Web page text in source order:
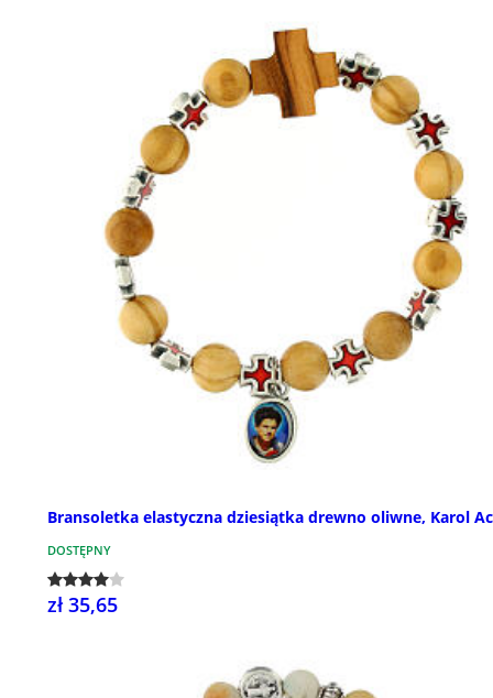
Bransoletka elastyczna dziesiątka drewno oliwne, Karol
DOSTĘPNY
zł 35,65